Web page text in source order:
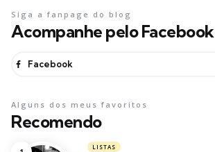
Acompanhe pelo Facebook
Siga a fanpage do blog
Facebook
Recomendo
Alguns dos meus favoritos
LISTAS